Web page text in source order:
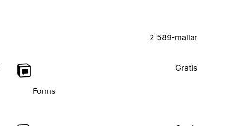
2 589-mallar
Forms
Gratis